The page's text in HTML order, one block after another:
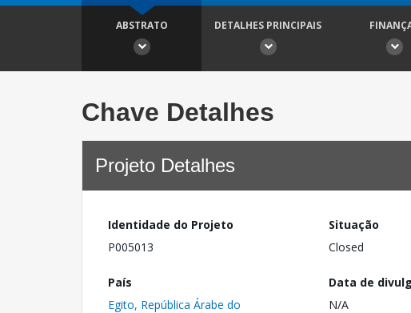
ABSTRATO DETALHES PRINCIPAIS
Chave Detalhes
Projeto Detalhes
Identidade do Projeto
P005013
Situação
Closed
País
Egito, República Árabe do
Data de
N/A